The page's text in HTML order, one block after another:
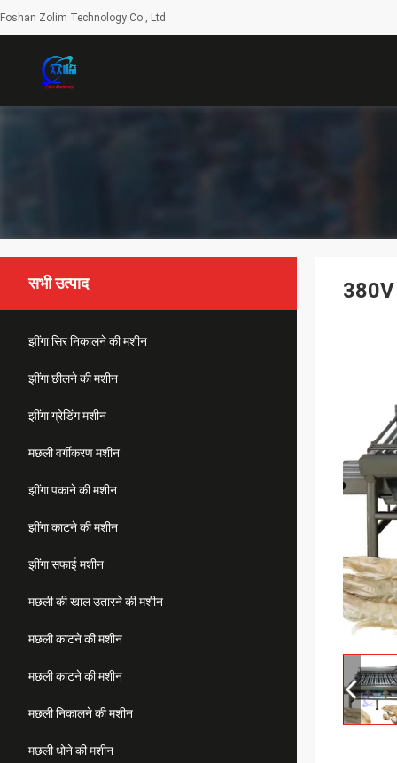
Foshan Zolim Technology Co., Ltd.
सभी उत्पाद
झींगा सिर निकालने की मशीन
झींगा छीलने की मशीन
झींगा ग्रेडिंग मशीन
मछली वर्गीकरण मशीन
झींगा पकाने की मशीन
झींगा काटने की मशीन
झींगा सफाई मशीन
मछली की खाल उतारने की मशीन
मछली काटने की मशीन
मछली काटने की मशीन
मछली निकालने की मशीन
मछली धोने की मशीन
380V